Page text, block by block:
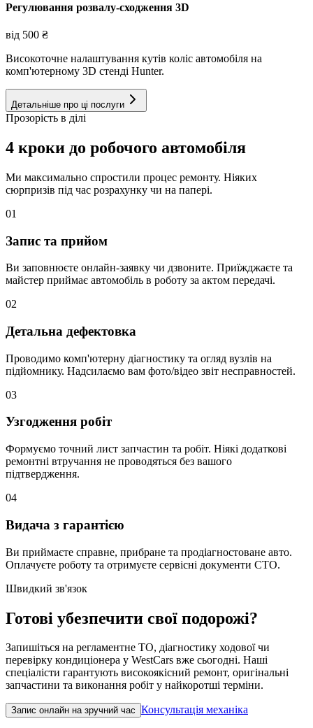
Регулювання розвалу-сходження 3D
від 500 ₴
Високоточне налаштування кутів коліс автомобіля на
комп'ютерному 3D стенді Hunter.
Детальніше про ці послуги
Прозорість в ділі
4 кроки до робочого автомобіля
Ми максимально спростили процес ремонту. Ніяких
сюрпризів під час розрахунку чи на папері.
01
Запис та прийом
Ви заповнюєте онлайн-заявку чи дзвоните. Приїжджаєте та
майстер приймає автомобіль в роботу за актом передачі.
02
Детальна дефектовка
Проводимо комп'ютерну діагностику та огляд вузлів на
підйомнику. Надсилаємо вам фото/відео звіт несправностей.
03
Узгодження робіт
Формуємо точний лист запчастин та робіт. Ніякі додаткові
ремонтні втручання не проводяться без вашого
підтвердження.
04
Видача з гарантією
Ви приймаєте справне, прибране та продіагностоване авто.
Оплачуєте роботу та отримуєте сервісні документи СТО.
Швидкий зв'язок
Готові убезпечити свої подорожі?
Запишіться на регламентне ТО, діагностику ходової чи
перевірку кондиціонера у WestCars вже сьогодні. Наші
спеціалісти гарантують високоякісний ремонт, оригінальні
запчастини та виконання робіт у найкоротші терміни.
Запис онлайн на зручний час Консультація механіка